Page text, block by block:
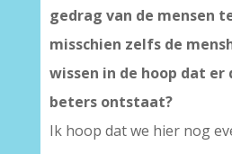
gedrag van de mensen
misschien zelfs de
wissen in de hoop dat er
beters ontstaat?
Ik hoop dat we hier nog